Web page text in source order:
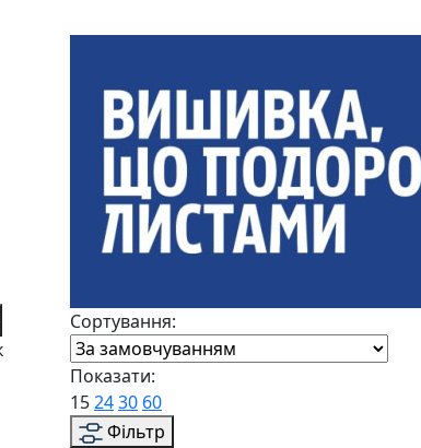
Сортування:
Показати:
152430 60
Фільтр